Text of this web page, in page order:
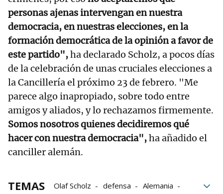
personas ajenas intervengan en nuestra
democracia, en nuestras elecciones, en la
formación democrática de la opinión a favor de
este partido",ha declarado Scholz, a pocos días
de la celebración de unas cruciales elecciones a
la Cancillería el próximo 23 de febrero. "Me
parece algo inapropiado, sobre todo entre
amigos y aliados, y lo rechazamos firmemente.
Somos nosotros quienes decidiremos qué
hacer con nuestra democracia",ha añadido el
canciller alemán.
TEMAS Olaf Scholz defensa
Alemania